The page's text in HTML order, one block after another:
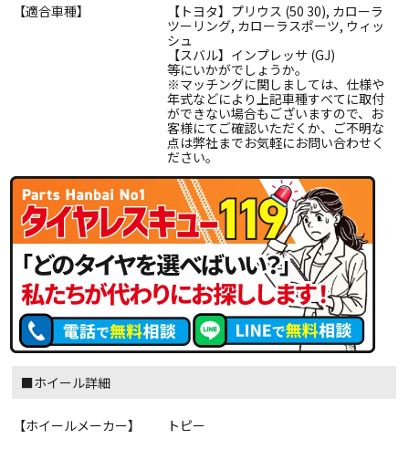
【適合車種】
【トヨタ】プリウス (50 30), カローラ
ツーリング, カローラスポーツ, ウィッ
シュ
【スバル】インプレッサ (GJ)
等にいかがでしょうか。
※マッチングに関しましては、仕様や
年式などにより上記車種すべてに取付
ができない場合もございますので、お
客様にてご確認いただくか、ご不明な
点は弊社までお気軽にお問い合わせく
ださい。
■ホイール詳細
【ホイールメーカー】
トピー